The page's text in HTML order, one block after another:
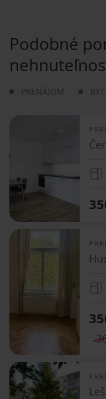
Podobné
PRENÁJOM BYT